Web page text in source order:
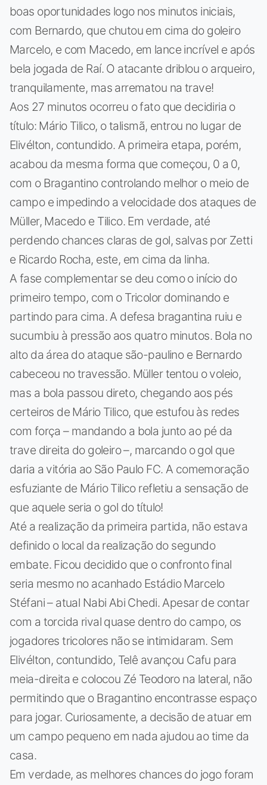
boas oportunidades logo nos minutos iniciais,
com Bernardo, que chutou em cima do goleiro
Marcelo, e com Macedo, em lance incrível e após
bela jogada de Raí. O atacante driblou o arqueiro,
tranquilamente, mas arrematou na trave!
Aos 27 minutos ocorreu o fato que decidiria o
título: Mário Tilico, o talismã, entrou no lugar de
Elivélton, contundido. A primeira etapa, porém,
acabou da mesma forma que começou, 0 a 0,
com o Bragantino controlando melhor o meio de
campo e impedindo a velocidade dos ataques de
Müller, Macedo e Tilico. Em verdade, até
perdendo chances claras de gol, salvas por Zetti
e Ricardo Rocha, este, em cima da linha.
A fase complementar se deu como o início do
primeiro tempo, com o Tricolor dominando e
partindo para cima. A defesa bragantina ruiu e
sucumbiu à pressão aos quatro minutos. Bola no
alto da área do ataque são-paulino e Bernardo
cabeceou no travessão. Müller tentou o voleio,
mas a bola passou direto, chegando aos pés
certeiros de Mário Tilico, que estufou às redes
com força – mandando a bola junto ao pé da
trave direita do goleiro –, marcando o gol que
daria a vitória ao São Paulo FC. A comemoração
esfuziante de Mário Tilico refletiu a sensação de
que aquele seria o gol do título!
Até a realização da primeira partida, não estava
definido o local da realização do segundo
embate. Ficou decidido que o confronto final
seria mesmo no acanhado Estádio Marcelo
Stéfani – atual Nabi Abi Chedi. Apesar de contar
com a torcida rival quase dentro do campo, os
jogadores tricolores não se intimidaram. Sem
Elivélton, contundido, Telê avançou Cafu para
meia-direita e colocou Zé Teodoro na lateral, não
permitindo que o Bragantino encontrasse espaço
para jogar. Curiosamente, a decisão de atuar em
um campo pequeno em nada ajudou ao time da
casa.
Em verdade, as melhores chances do jogo foram